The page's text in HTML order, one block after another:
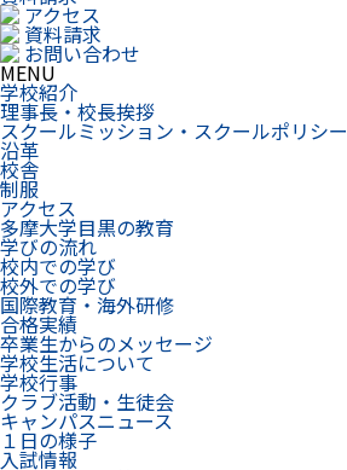
アクセス
資料請求
お問い合わせ
MENU
学校紹介
理事長・校長挨拶
スクールミッション・スクールポリシー
沿革
校舎
制服
アクセス
多摩大学目黒の教育
学びの流れ
校内での学び
校外での学び
国際教育・海外研修
合格実績
卒業生からのメッセージ
学校生活について
学校行事
クラブ活動・生徒会
キャンパスニュース
１日の様子
入試情報